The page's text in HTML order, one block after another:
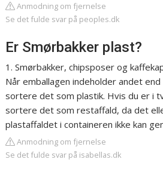
Anmodning om fjernelse
Se det fulde svar på peoples.dk
Er Smørbakker plast?
1. Smørbakker, chipsposer og
Når emballagen indeholder andet end
sortere det som plastik. Hvis du er i
sortere det som restaffald, da det
plastaffaldet i containeren ikke kan
Anmodning om fjernelse
Se det fulde svar på isabellas.dk